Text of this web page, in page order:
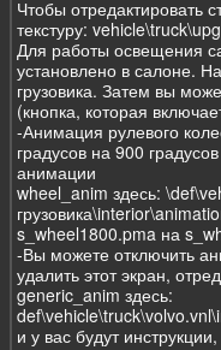
Чтобы отредактировать
текстуру:
Для работы освещения
установлено в салоне.
грузовика. Затем вы
(кнопка, которая
-Анимация рулевого
градусов на 900
анимации
wheel_anim здесь:
s_wheel1800.pma на
-Вы можете отключить
удалить этот экран,
generic_anim здесь:
и у вас будут